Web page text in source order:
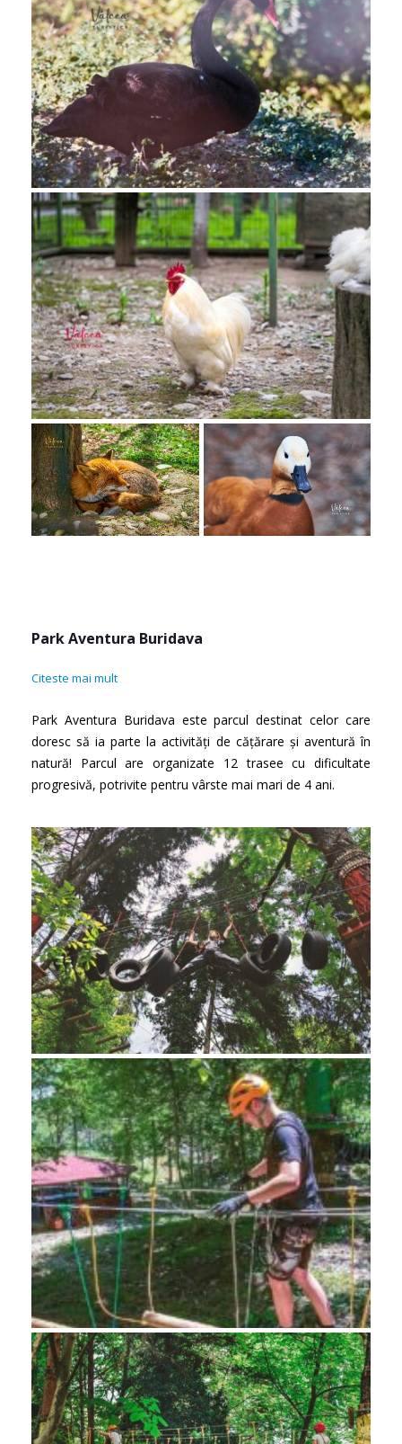
Park Aventura Buridava
Citeste mai mult
Park Aventura Buridava este parcul destinat celor care
doresc să ia parte la activități de cățărare și aventură în
natură! Parcul are organizate 12 trasee cu dificultate
progresivă, potrivite pentru vârste mai mari de 4 ani.